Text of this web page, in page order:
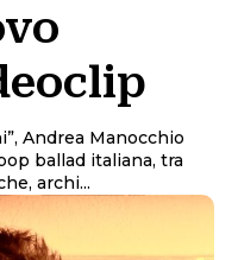
Andrea Manocchio
ballad italiana, tra
archi...